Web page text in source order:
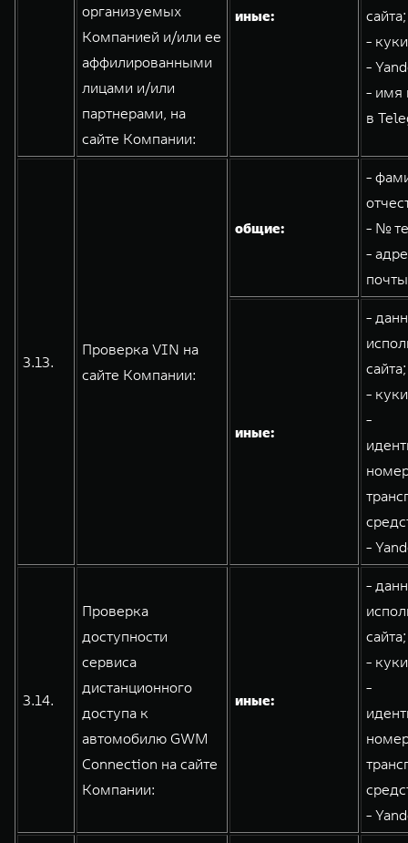
организуемых
Компанией и/или ее
аффилированными
лицами и/или
партнерами, на
сайте Компании:
иные:
сайта;
-
-
- имя
в
3.13.
Проверка VIN на
сайте Компании:
общие:
-
- №
-
иные:
-
сайта;
-
-
-
3.14.
Проверка
доступности
сервиса
дистанционного
доступа к
автомобилю GWM
Connection на сайте
Компании:
иные:
-
сайта;
-
-
-